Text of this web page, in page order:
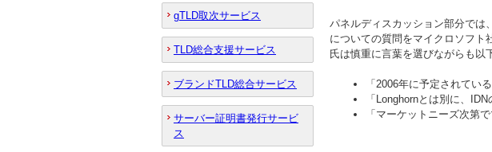
パネルディスカッション部分では
についての質問をマイクロソフト
氏は慎重に言葉を選びながらも以
「2006年に予定されてい
「Longhornとは別に、
「マーケットニーズ次第
gTLD取次サービス
TLD総合支援サービス
ブランドTLD総合サービス
サーバー証明書発行サービ
ス